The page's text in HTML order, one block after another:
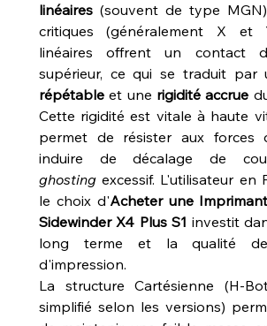
linéaires (souvent de type
critiques (généralement X et
linéaires offrent un contact
supérieur, ce qui se traduit par
répétable et une rigidité accrue
Cette rigidité est vitale à haute
permet de résister aux forces
ghosting excessif. L'utilisateur en
le choix d'Acheter une
Sidewinder X4 Plus S1 investit
long terme et la qualité
d'impression.
La structure Cartésienne (H-
simplifié selon les versions)